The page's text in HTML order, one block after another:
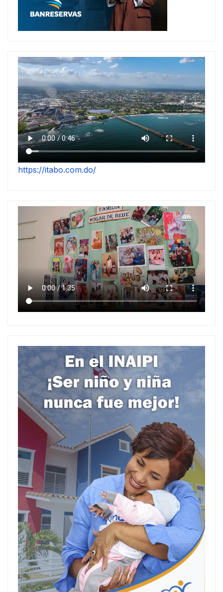
https://itabo.com.do/